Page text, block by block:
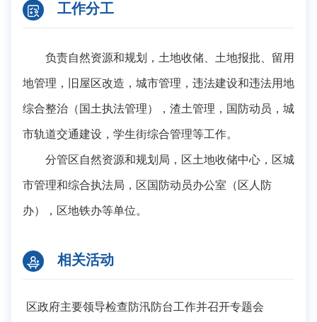
工作分工
负责自然资源和规划，土地收储、土地报批、留用
地管理，旧屋区改造，城市管理，违法建设和违法用地
综合整治（国土执法管理），渣土管理，国防动员，城
市轨道交通建设，学生街综合管理等工作。
分管区自然资源和规划局，区土地收储中心，区城
市管理和综合执法局，区国防动员办公室（区人防
办），区地铁办等单位。
相关活动
区政府主要领导检查防汛防台工作并召开专题会